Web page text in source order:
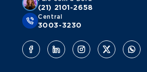
(21) 2101-2658
Central
3003-3230